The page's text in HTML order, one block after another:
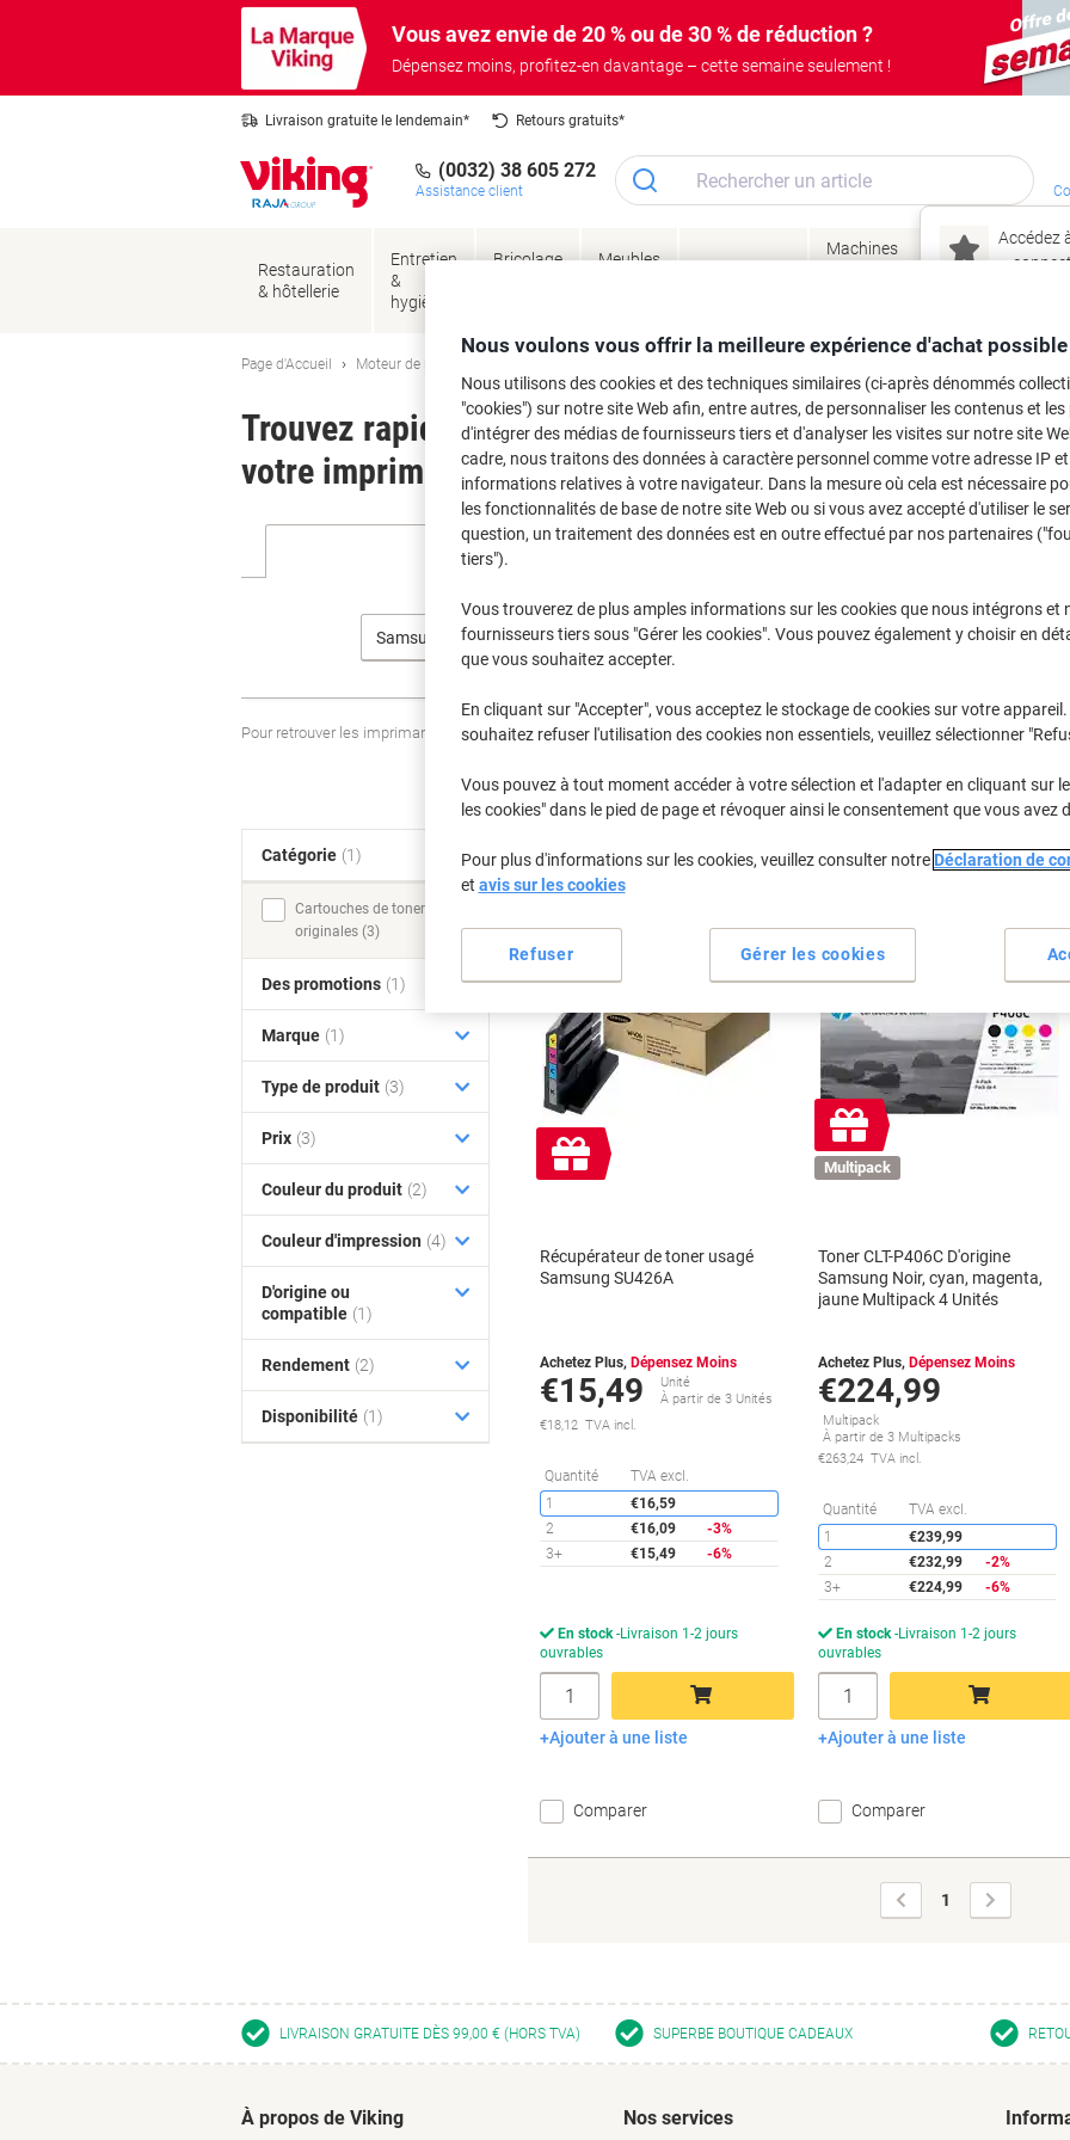
Vous avez envie de 20 % ou de 30 % de réduction ?
Dépensez moins, profitez-en davantage – cette semaine seulement !
Livraison gratuite le lendemain* Retours gratuits*
(0032) 38 605 272
Assistance client
Accédez
–
Restauration
& hôtellerie
Entretien
&
hygiène
Bricolage
Meubles
Machines
Encres
Page d'Accueil Moteur de recherche d'encre et toner
Trouvez rapidement les cartouches d'encre, toners ou
votre imprimante.
Sélectionner la marque, la gamme et le modèle
Samsung Xpress C Samsung
Pour retrouver les imprimantes listées et/ou les cartouches précédemment achetéesSe connecter
Samsung Xpress C 410 Cartouches
Trier par :
Cadeau
gratuit
Récupérateur de toner usagé
Samsung SU426A
Achetez Plus, Dépensez Moins
€15,49
Unité
À partir de 3 Unités
€18,12 TVA incl.
Quantité TVA excl.
1
€16,59
2
€16,09
-3%
3+
€15,49 -6%
En stock Livraison 1-2 jours
ouvrables
Quantité
Ajouter au panier
Ajouter à une liste
Comparer
Cadeau
gratuit
Multipack
Toner CLT-P406C D'origine
Samsung Noir, cyan, magenta,
jaune Multipack 4 Unités
Achetez Plus, Dépensez Moins
€224,99
Multipack
À partir de 3 Multipacks
€263,24 TVA incl.
Quantité TVA excl.
1
€239,99
2
€232,99
-2%
3+
€224,99 -6%
En stock Livraison 1-2 jours
ouvrables
Quantité
Ajouter au panier
Ajouter à une liste
Comparer
Page
précédente
1
suivante
Catégorie (1)
Cartouches de toner
originales (3)
Des promotions (1)
Marque (1)
Type de produit (3)
Prix (3)
Couleur du produit (2)
Couleur d'impression (4)
D'origine ou
compatible (1)
Rendement (2)
Disponibilité (1)
LIVRAISON GRATUITE DÈS 99,00 € (HORS TVA) SUPERBE BOUTIQUE CADEAUX
À propos de Viking Nos services
Nous voulons vous offrir la meilleure expérience d'achat possible
Nous utilisons des cookies et des techniques similaires (ci-après dénommés
"cookies") sur notre site Web afin, entre autres, de personnaliser les contenus et les
d'intégrer des médias de fournisseurs tiers et d'analyser les visites sur notre site
cadre, nous traitons des données à caractère personnel comme votre adresse IP et
informations relatives à votre navigateur. Dans la mesure où cela est nécessaire
les fonctionnalités de base de notre site Web ou si vous avez accepté d'utiliser le
question, un traitement des données est en outre effectué par nos partenaires
tiers").
Vous trouverez de plus amples informations sur les cookies que nous intégrons et
fournisseurs tiers sous "Gérer les cookies". Vous pouvez également y choisir en
que vous souhaitez accepter.
En cliquant sur "Accepter", vous acceptez le stockage de cookies sur votre appareil.
souhaitez refuser l'utilisation des cookies non essentiels, veuillez sélectionner
Vous pouvez à tout moment accéder à votre sélection et l'adapter en cliquant sur le
les cookies" dans le pied de page et révoquer ainsi le consentement que vous avez
Pour plus d'informations sur les cookies, veuillez consulter notre Déclaration de
et avis sur les cookies
Gérer les cookies
Refuser